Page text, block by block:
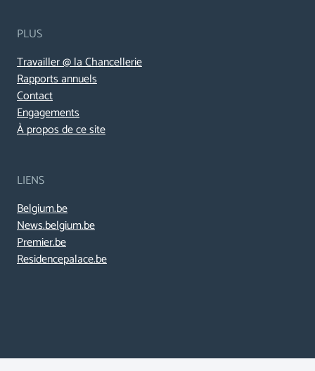
PLUS
Travailler @ la Chancellerie
Rapports annuels
Contact
Engagements
À propos de ce site
LIENS
Belgium.be
News.belgium.be
Premier.be
Residencepalace.be